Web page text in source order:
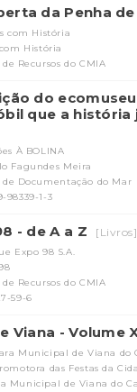
da Penha
com História
História
Recursos do CMIA
do ecomuseu
que a história
À BOLINA
Fagundes Meira
de Documentação do Mar
98339-1-3
- de A a Z [Livros]
Expo 98 S.A.
Recursos do CMIA
59-6
Viana - Volume
Municipal de Viana do
das Festas da
Municipal de Viana do